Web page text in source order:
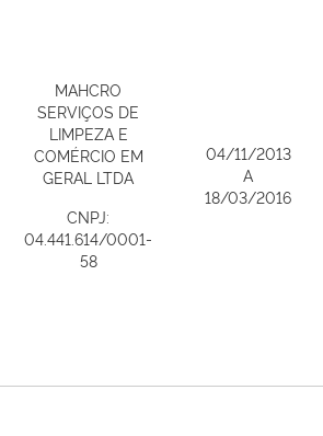
MAHCRO
SERVIÇOS DE
LIMPEZA E
COMÉRCIO EM
GERAL LTDA
CNPJ:
04.441.614/0001-
58
04/11/2013
A
18/03/2016